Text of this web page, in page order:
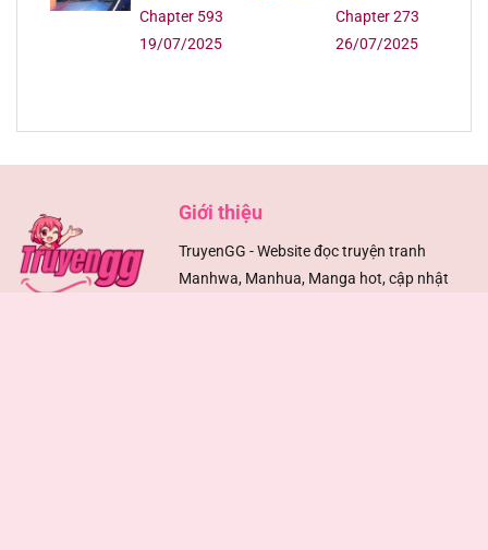
01/08/2025
Chapter 25 01/08/2025
Chapter 593
19/07/2025
Chapter 273
26/07/2025
Giới thiệu
TruyenGG - Website đọc truyện tranh
Manhwa, Manhua, Manga hot, cập nhật